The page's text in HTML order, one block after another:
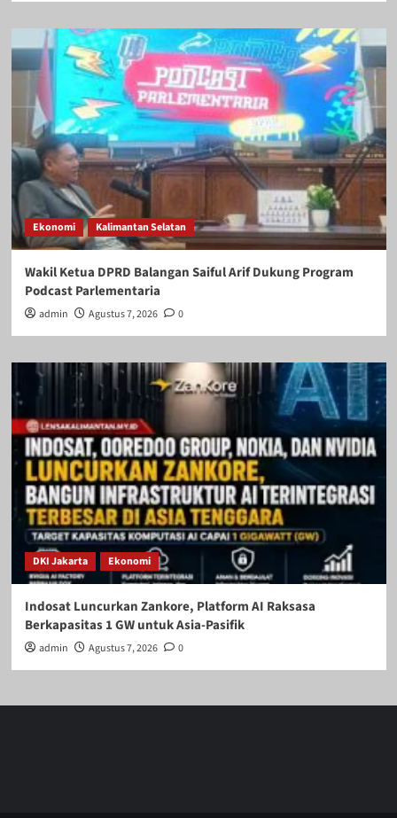
Ekonomi Kalimantan Selatan
Wakil Ketua DPRD Balangan Saiful Arif Dukung Program
Podcast Parlementaria
admin Agustus 7, 2026 0
DKI Jakarta Ekonomi
Indosat Luncurkan Zankore, Platform AI Raksasa
Berkapasitas 1 GW untuk Asia-Pasifik
admin Agustus 7, 2026 0